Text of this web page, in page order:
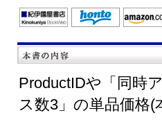
ProductIDや「同時
ス数3」の単品価格